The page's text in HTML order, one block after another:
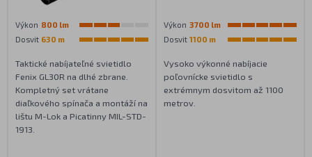
Výkon 800 lm
Dosvit 630 m
Taktické nabíjateľné svietidlo
Fenix GL30R na dlhé zbrane.
Kompletný set vrátane
diaľkového spínača a montáží na
lištu M-Lok a Picatinny MIL-STD-
1913.
Výkon 3700 lm
Dosvit 1100 m
Vysoko výkonné nabíjacie
poľovnícke svietidlo s
extrémnym dosvitom až 1100
metrov.